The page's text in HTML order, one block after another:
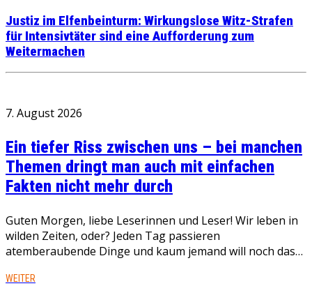
Justiz im Elfenbeinturm: Wirkungslose Witz-Strafen
für Intensivtäter sind eine Aufforderung zum
Weitermachen
7. August 2026
Ein tiefer Riss zwischen uns – bei manchen
Themen dringt man auch mit einfachen
Fakten nicht mehr durch
Guten Morgen, liebe Leserinnen und Leser! Wir leben in
wilden Zeiten, oder? Jeden Tag passieren
atemberaubende Dinge und kaum jemand will noch das…
WEITER